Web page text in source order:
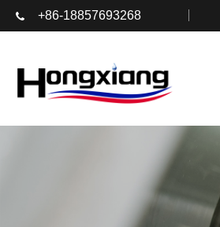
+86-18857693268